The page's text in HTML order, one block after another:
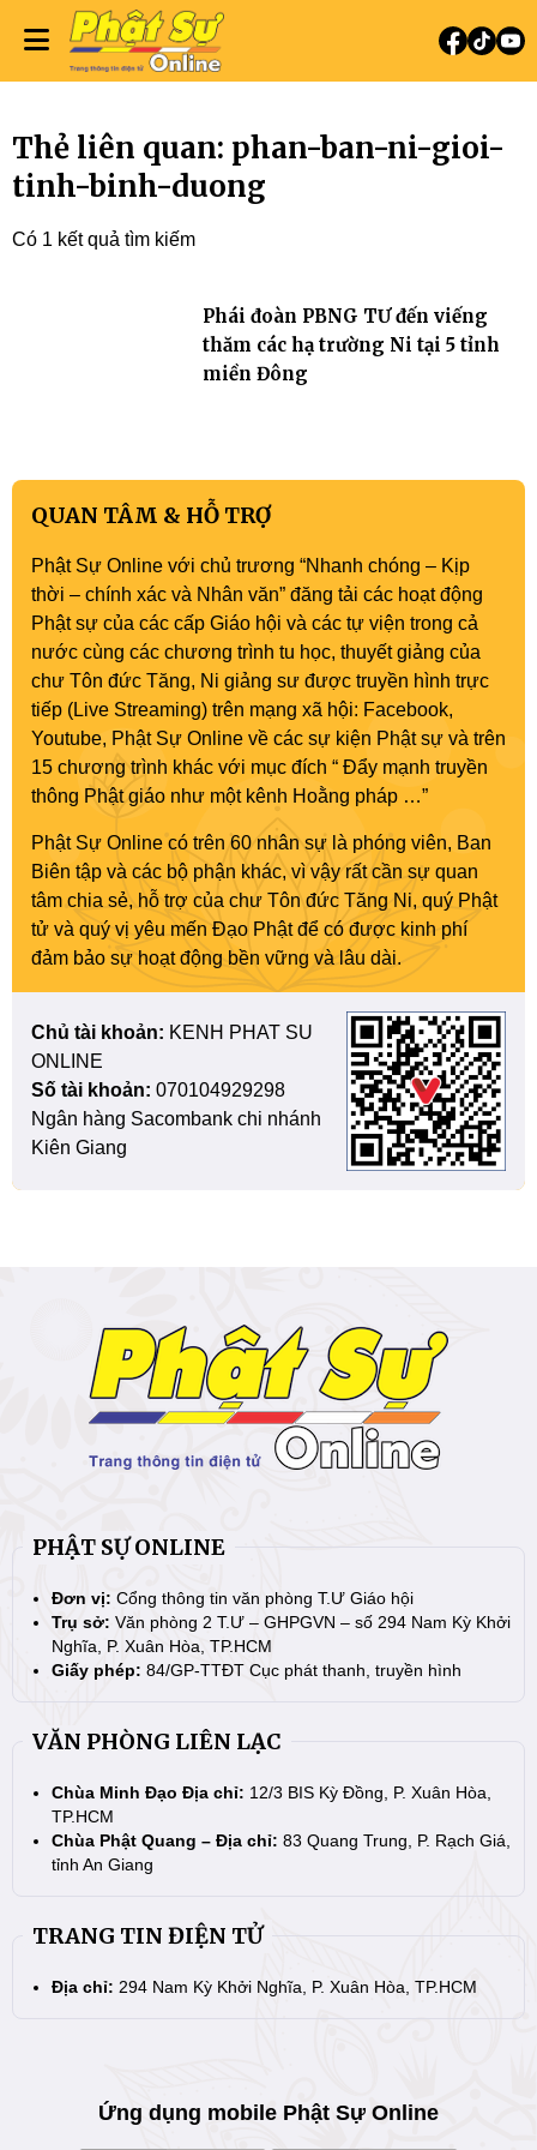
Thẻ liên quan: phan-ban-ni-gioi-
tinh-binh-duong
Có 1 kết quả tìm kiếm
Phái đoàn PBNG TƯ đến viếng
thăm các hạ trường Ni tại 5 tỉnh
miền Đông
QUAN TÂM & HỖ TRỢ
Phật Sự Online với chủ trương “Nhanh chóng – Kịp
thời – chính xác và Nhân văn” đăng tải các hoạt động
Phật sự của các cấp Giáo hội và các tự viện trong cả
nước cùng các chương trình tu học, thuyết giảng của
chư Tôn đức Tăng, Ni giảng sư được truyền hình trực
tiếp (Live Streaming) trên mạng xã hội: Facebook,
Youtube, Phật Sự Online về các sự kiện Phật sự và trên
15 chương trình khác với mục đích “ Đẩy mạnh truyền
thông Phật giáo như một kênh Hoằng pháp …”
Phật Sự Online có trên 60 nhân sự là phóng viên, Ban
Biên tập và các bộ phận khác, vì vậy rất cần sự quan
tâm chia sẻ, hỗ trợ của chư Tôn đức Tăng Ni, quý Phật
tử và quý vị yêu mến Đạo Phật để có được kinh phí
đảm bảo sự hoạt động bền vững và lâu dài.
Chủ tài khoản: KENH PHAT SU
ONLINE
Số tài khoản: 070104929298
Ngân hàng Sacombank chi nhánh
Kiên Giang
PHẬT SỰ ONLINE
Đơn vị: Cổng thông tin văn phòng T.Ư Giáo hội
Trụ sở: Văn phòng 2 T.Ư – GHPGVN – số 294 Nam Kỳ Khởi
Nghĩa, P. Xuân Hòa, TP.HCM
Giấy phép: 84/GP-TTĐT Cục phát thanh, truyền hình
VĂN PHÒNG LIÊN LẠC
Chùa Minh Đạo Địa chỉ: 12/3 BIS Kỳ Đồng, P. Xuân Hòa,
TP.HCM
Chùa Phật Quang – Địa chỉ: 83 Quang Trung, P. Rạch Giá,
tỉnh An Giang
TRANG TIN ĐIỆN TỬ
Địa chỉ: 294 Nam Kỳ Khởi Nghĩa, P. Xuân Hòa, TP.HCM
Ứng dụng mobile Phật Sự Online